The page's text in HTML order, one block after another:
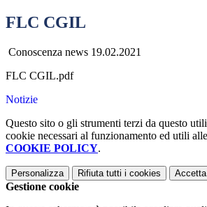
FLC CGIL
Conoscenza news 19.02.2021
FLC CGIL.pdf
Notizie
Questo sito o gli strumenti terzi da questo
cookie necessari al funzionamento ed utili
COOKIE POLICY.
Personalizza Rifiuta tutti i cookies
Gestione cookie